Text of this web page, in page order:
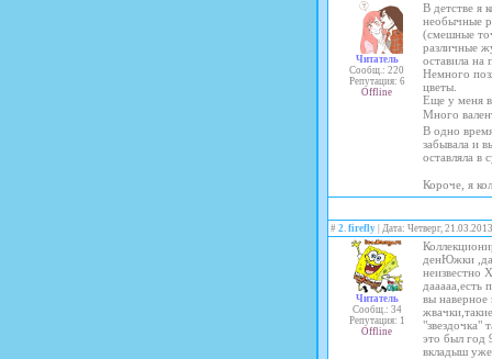
Читатель
Сообщ.: 220
Репутация: 6
Offline
В детстве я
необычные
(смешные
различные
оставила на
Немного
цветы.
Еще у меня в
Много
В одно
забывала и
оставляла в
Короче, я
# 2. firefly | Дата: Четверг,
Читатель
Сообщ.: 34
Репутация: 1
Offline
денЮжки ,да
неизвестно
дааааа,есть
вы наверное
"звездочка"
это был год
вкладыш